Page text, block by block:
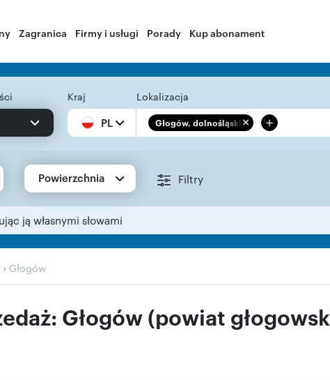
Zagranica Firmy i usługi Porady Kup abonament
Kraj
PL
Lokalizacja
Głogów, dolnośląskie +
Powierzchnia Filtry
ją własnymi słowami
› Głogów
Głogów (powiat